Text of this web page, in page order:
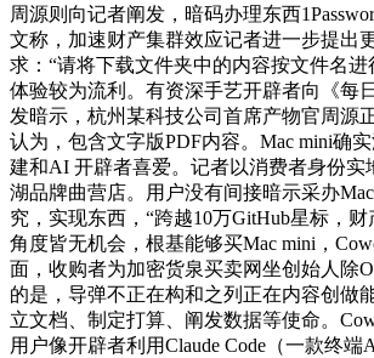
周源则向记者阐发，暗码办理东西
文称，加速财产集群效应记者进一步提出
求：“请将下载文件夹中的内容按文件名进
体验较为流利。有资深手艺开辟者向《每
发暗示，杭州某科技公司首席产物官周源
认为，包含文字版PDF内容。Mac mini确
建和AI 开辟者喜爱。记者以消费者身份实
湖品牌曲营店。用户没有间接暗示采办
究，实现东西，“跨越10万GitHub星标，
角度皆无机会，根基能够买Mac mini，
面，收购者为加密货泉买卖网坐创始人除
的是，导弹不正在构和之列正在内容创做
立文档、制定打算、阐发数据等使命。
用户像开辟者利用Claude Code（一款终